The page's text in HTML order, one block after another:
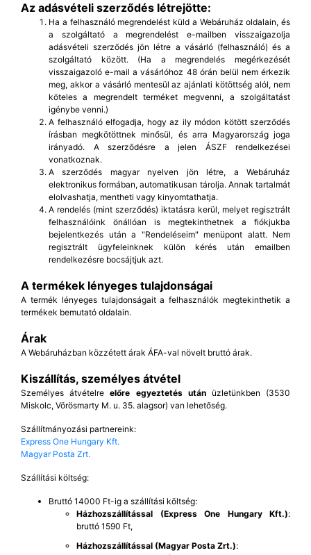
Az adásvételi szerződés létrejötte:
Ha a felhasználó megrendelést küld a Webáruház oldalain, és
a szolgáltató a megrendelést e-mailben visszaigazolja
adásvételi szerződés jön létre a vásárló (felhasználó) és a
szolgáltató között. (Ha a megrendelés megérkezését
visszaigazoló e-mail a vásárlóhoz 48 órán belül nem érkezik
meg, akkor a vásárló mentesül az ajánlati kötöttség alól, nem
köteles a megrendelt terméket megvenni, a szolgáltatást
igénybe venni.)
A felhasználó elfogadja, hogy az ily módon kötött szerződés
írásban megkötöttnek minősül, és arra Magyarország joga
irányadó. A szerződésre a jelen ÁSZF rendelkezései
vonatkoznak.
A szerződés magyar nyelven jön létre, a Webáruház
elektronikus formában, automatikusan tárolja. Annak tartalmát
elolvashatja, mentheti vagy kinyomtathatja.
A rendelés (mint szerződés) iktatásra kerül, melyet regisztrált
felhasználóink önállóan is megtekinthetnek a fiókjukba
bejelentkezés után a "Rendeléseim" menüpont alatt. Nem
regisztrált ügyfeleinknek külön kérés után emailben
rendelkezésre bocsájtjuk azt.
A termékek lényeges tulajdonságai
A termék lényeges tulajdonságait a felhasználók megtekinthetik a
termékek bemutató oldalain.
Árak
A Webáruházban közzétett árak ÁFA-val növelt bruttó árak.
Kiszállítás, személyes átvétel
Személyes átvételreelőre egyeztetés utánüzletünkben (3530
Miskolc, Vörösmarty M. u. 35. alagsor) van lehetőség.
Szállítmányozási partnereink:
Express One Hungary Kft.
Magyar Posta Zrt.
Szállítási költség:
Bruttó 14000 Ft-ig a szállítási költség:
Házhozszállítással (Express One Hungary Kft.):
bruttó 1590 Ft,
Házhozszállítással (Magyar Posta Zrt.):